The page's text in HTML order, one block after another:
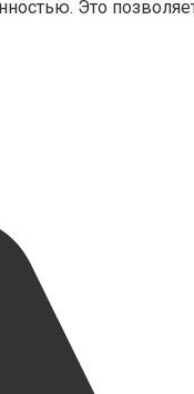
Это позволяет